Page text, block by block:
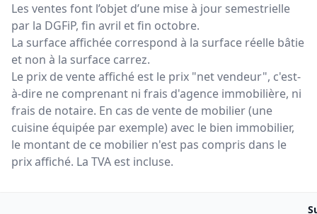
Les ventes font l’objet d’une mise à jour semestrielle
par la DGFiP, fin avril et fin octobre.
La surface affichée correspond à la surface réelle bâtie
et non à la surface carrez.
Le prix de vente affiché est le prix "net vendeur", c'est-
à-dire ne comprenant ni frais d'agence immobilière, ni
frais de notaire. En cas de vente de mobilier (une
cuisine équipée par exemple) avec le bien immobilier,
le montant de ce mobilier n'est pas compris dans le
prix affiché. La TVA est incluse.